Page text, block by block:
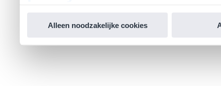
Alleen noodzakelijke cookies